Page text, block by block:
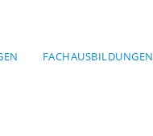
FACHAUSBILDUNGEN